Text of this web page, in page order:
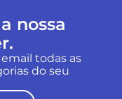
nossa
todas as
do seu